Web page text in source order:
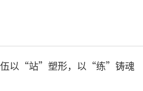
伍以“站”塑形，以“练”铸魂